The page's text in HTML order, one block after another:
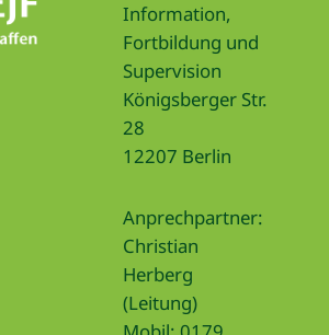
Information,
Fortbildung und
Supervision
Königsberger Str.
28
12207 Berlin
Anprechpartner:
Christian
Herberg
(Leitung)